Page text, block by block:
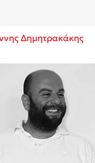
Δημητρακάκης